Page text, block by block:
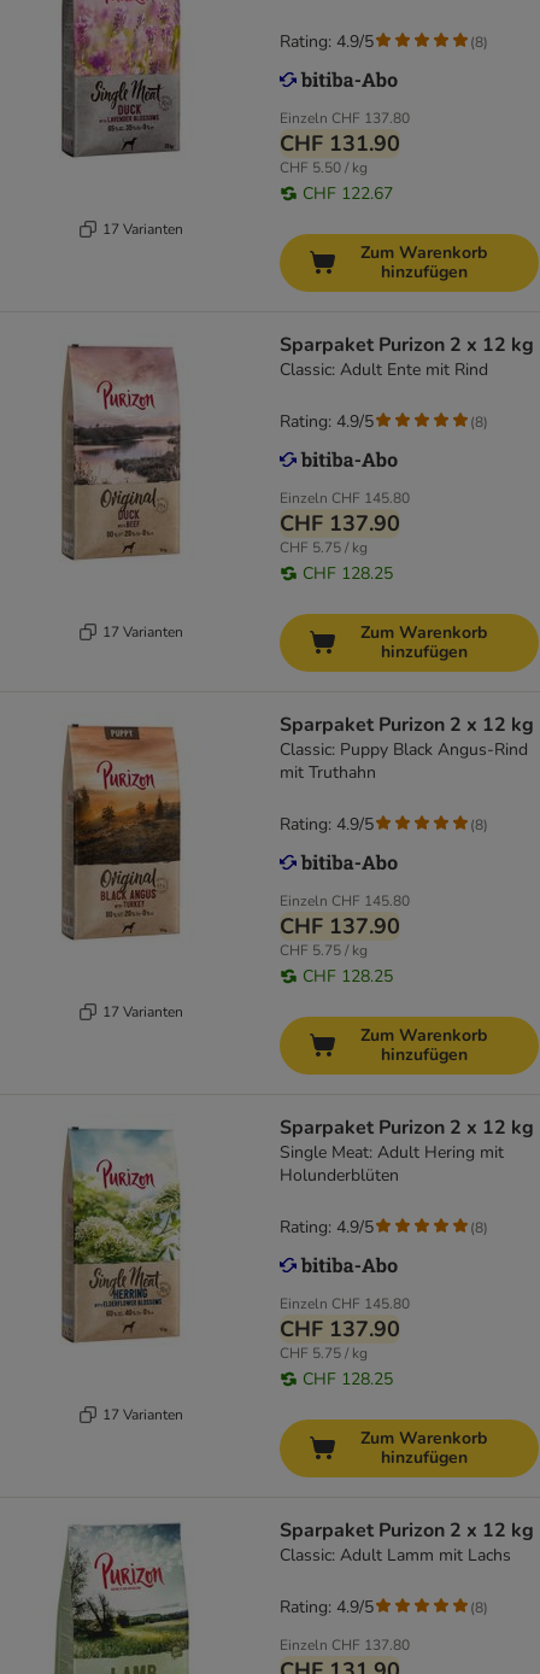
17 Varianten
Einzeln CHF 137.80
CHF 131.90
CHF 5.50 / kg
CHF 122.67
Rating: 4.9/5 (8)
Zum Warenkorb
hinzufügen
17 Varianten
Sparpaket Purizon 2 x 12 kg
Classic: Adult Ente mit Rind
Einzeln CHF 145.80
CHF 137.90
CHF 5.75 / kg
CHF 128.25
Rating: 4.9/5 (8)
Zum Warenkorb
hinzufügen
17 Varianten
Sparpaket Purizon 2 x 12 kg
Classic: Puppy Black Angus-Rind
mit Truthahn
Einzeln CHF 145.80
CHF 137.90
CHF 5.75 / kg
CHF 128.25
Rating: 4.9/5 (8)
Zum Warenkorb
hinzufügen
17 Varianten
Sparpaket Purizon 2 x 12 kg
Single Meat: Adult Hering mit
Holunderblüten
Einzeln CHF 145.80
CHF 137.90
CHF 5.75 / kg
CHF 128.25
Rating: 4.9/5 (8)
Zum Warenkorb
hinzufügen
Sparpaket Purizon 2 x 12 kg
Classic: Adult Lamm mit Lachs
Einzeln CHF 137.80
Rating: 4.9/5 (8)